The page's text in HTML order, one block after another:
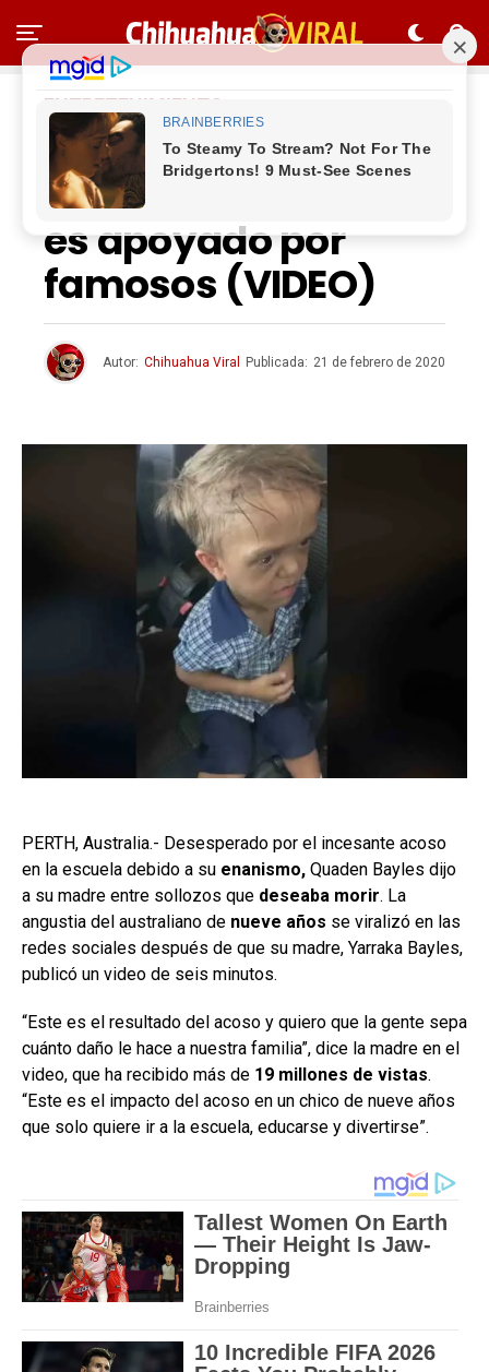
ENTRETENIMIENTO
‘Me quiero morir’,
niño con enanismo
es apoyado por
famosos (VIDEO)
Autor: Chihuahua Viral Publicada: 21 de febrero de 2020
PERTH, Australia.- Desesperado por el incesante acoso
en la escuela debido a su enanismo, Quaden Bayles dijo
a su madre entre sollozos que deseaba morir. La
angustia del australiano de nueve años se viralizó en las
redes sociales después de que su madre, Yarraka Bayles,
publicó un video de seis minutos.
“Este es el resultado del acoso y quiero que la gente sepa
cuánto daño le hace a nuestra familia”, dice la madre en el
video, que ha recibido más de 19 millones de vistas.
“Este es el impacto del acoso en un chico de nueve años
que solo quiere ir a la escuela, educarse y divertirse”.